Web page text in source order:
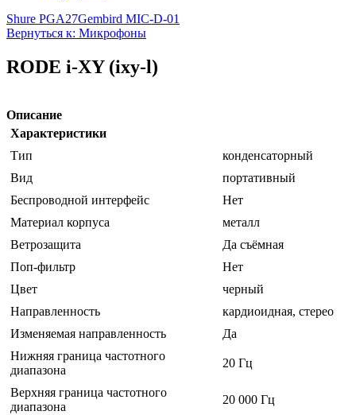
Shure PGA27Gembird MIC-D-01
Вернуться к: Микрофоны
RODE i-XY (ixy-l)
Описание
Характеристики
Тип
конденсаторный
Вид
портативный
Беспроводной интерфейс
Нет
Материал корпуса
металл
Ветрозащита
Да съёмная
Поп-фильтр
Нет
Цвет
черный
Направленность
кардиоидная, стерео
Изменяемая направленность
Да
Нижняя граница частотного
диапазона
20 Гц
Верхняя граница частотного
диапазона
20 000 Гц